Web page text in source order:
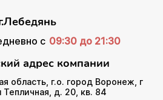
с 09:30 до 21:30
адрес компании
область, г.о. город Воронеж, г
д. 20, кв. 84